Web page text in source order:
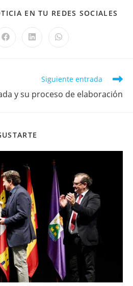
EN TU REDES SOCIALES
Se Se
ventana
Se
ventana
Siguiente entrada
y su proceso de elaboración